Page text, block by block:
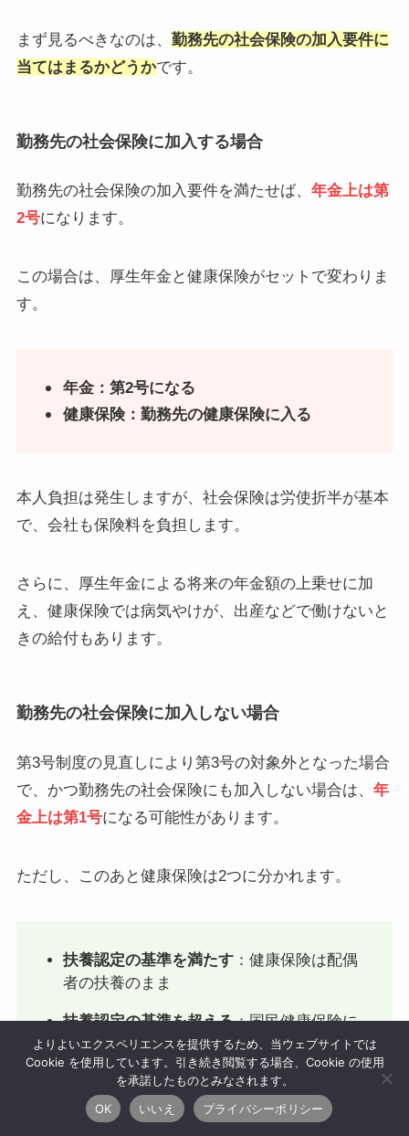
まず見るべきなのは、 勤務先の社会保険の加入要件に
当てはまるかどうかです。
勤務先の社会保険に加入する場合
勤務先の社会保険の加入要件を満たせば、 年金上は第
2号になります。
この場合は、厚生年金と健康保険がセットで変わりま
す。
年金：第2号になる
健康保険：勤務先の健康保険に入る
本人負担は発生しますが、社会保険は労使折半が基本
で、会社も保険料を負担します。
さらに、厚生年金による将来の年金額の上乗せに加
え、健康保険では病気やけが、出産などで働けないと
きの給付もあります。
勤務先の社会保険に加入しない場合
第3号制度の見直しにより第3号の対象外となった場合
で、かつ勤務先の社会保険にも加入しない場合は、 年
金上は第1号になる可能性があります。
ただし、このあと健康保険は2つに分かれます。
扶養認定の基準を満たす：健康保険は配偶
者の扶養のまま
扶養認定の基準を超える：国民健康保険に
加入
つまり、扶養内パートで勤務先の社会保険に入らない
よりよいエクスペリエンスを提供するため、当ウェブサイトでは
Cookie を使用しています。引き続き閲覧する場合、Cookie の使用
を承諾したものとみなされます。
OK
いいえ プライバシーポリシー